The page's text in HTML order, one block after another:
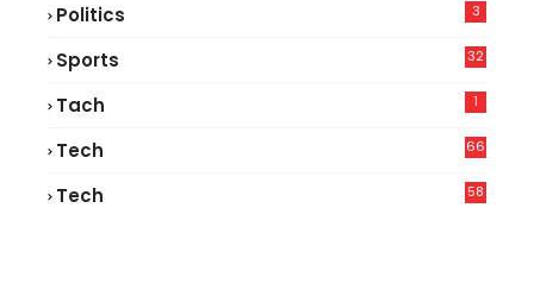
Politics 3
Sports 32
Tach 1
Tech
66
Tech
58